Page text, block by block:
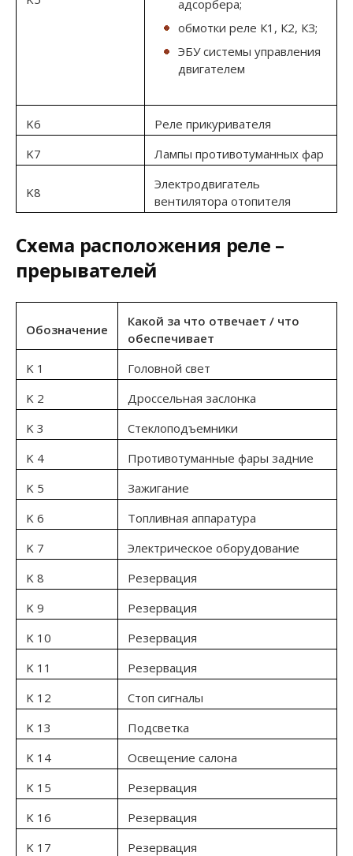
адсорбера;
обмотки реле К1, К2, КЗ;
ЭБУ системы управления
двигателем
K6
Реле прикуривателя
K7
Лампы противотуманных фар
K8
Электродвигатель
вентилятора отопителя
Схема расположения реле –
прерывателей
Обозначение
Какой за что отвечает / что
обеспечивает
K 1
Головной свет
K 2
Дроссельная заслонка
K 3
Стеклоподъемники
K 4
Противотуманные фары задние
K 5
Зажигание
K 6
Топливная аппаратура
K 7
Электрическое оборудование
K 8
Резервация
K 9
Резервация
K 10
Резервация
K 11
Резервация
K 12
Стоп сигналы
K 13
Подсветка
K 14
Освещение салона
K 15
Резервация
K 16
Резервация
K 17
Резервация